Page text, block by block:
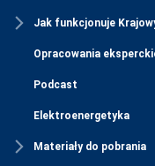
Jak funkcjonuje
Opracowania
Podcast
Elektroenergetyka
Materiały do pobrania